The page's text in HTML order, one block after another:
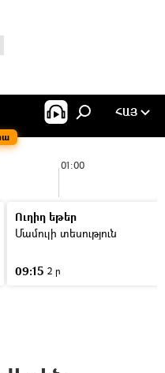
ՀԱՅ
01:00
Ուղիղ եթեր
Մամուլի տեսություն
09:15 2 ր